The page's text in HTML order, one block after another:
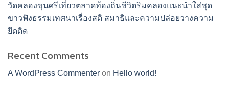
วัดคลองขุนศรีเที่ยวตลาดท้องถิ่นชีวิตริมคลองแนะนำใส่ชุด
ขาวฟังธรรมเทศนาเรื่องสติ สมาธิและความปล่อยวางความ
ยึดติด
Recent Comments
A WordPress Commenter on Hello world!